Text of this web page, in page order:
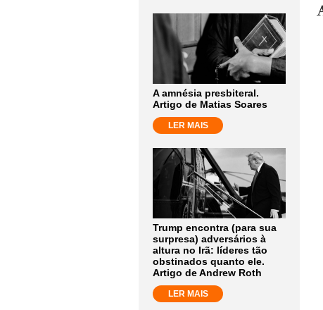
A amnésia presbiteral.
Artigo de Matias Soares
LER MAIS
Trump encontra (para sua
surpresa) adversários à
altura no Irã: líderes tão
obstinados quanto ele.
Artigo de Andrew Roth
LER MAIS